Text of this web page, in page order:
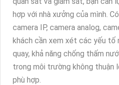
hợp với nhà xưởng của mình.
camera IP, camera analog,
khách cần xem xét các yếu tố
quay, khả năng chống thấm
trong môi trường không thuận
phù hợp.